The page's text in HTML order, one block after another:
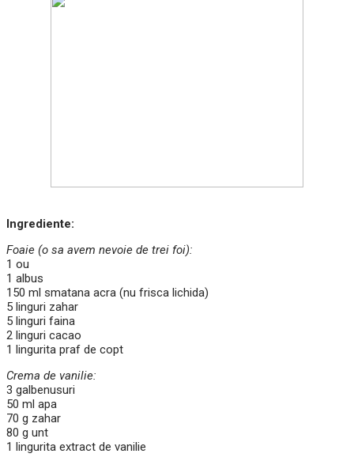
Ingrediente:
Foaie (o sa avem nevoie de trei foi):
1 ou
1 albus
150 ml smatana acra (nu frisca lichida)
5 linguri zahar
5 linguri faina
2 linguri cacao
1 lingurita praf de copt
Crema de vanilie:
3 galbenusuri
50 ml apa
70 g zahar
80 g unt
1 lingurita extract de vanilie